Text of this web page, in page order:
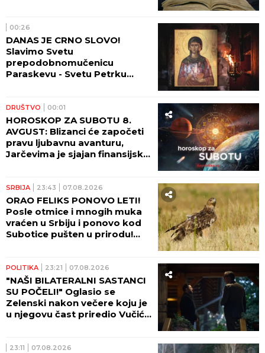
00:26
DANAS JE CRNO SLOVO!
Slavimo Svetu
prepodobnomučenicu
Paraskevu - Svetu Petrku
DRUŠTVO 00:01
HOROSKOP ZA SUBOTU 8.
AVGUST: Blizanci će započeti
pravu ljubavnu avanturu,
Jarčevima je sjajan finansijski
SRBIJA 23:43 07.08.2026
ORAO FELIKS PONOVO LETI!
Posle otmice i mnogih muka
vraćen u Srbiju i ponovo kod
Subotice pušten u prirodu!
POLITIKA 23:21 07.08.2026
"NAŠI BILATERALNI SASTANCI
SU POČELI!" Oglasio se
Zelenski nakon večere koju je
u njegovu čast priredio Vučić!
23:11 07.08.2026